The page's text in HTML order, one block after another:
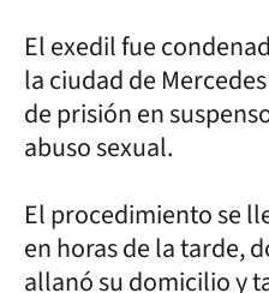
El exedil fue
la ciudad de
de prisión en
abuso sexual.
El procedimiento se
en horas de la tarde,
allanó su domicilio y